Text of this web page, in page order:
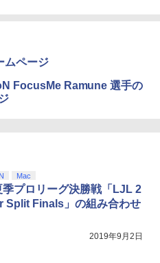
METAL GEAR SOLID : MASTE
Vol.2 PS5版(【早期購
【PS5HD】PS5用無線コントロ
ラック[在庫品]
ダプタ
ドラゴンクエストVII Reimagin
モンスターズ インク,モンスタ
of Wonders Parade【Blu-r
ドープリペイド番号 5000円|オ
ード版
】DualSense ワイヤレスコン
】Xbox ワイヤレス コントロー
ボンブラック)
鬼滅の刃」無限城編 第一章 猗
通常版 [DVD]
滅の刃」無限城編 第一章 猗
完全生産限定版 [Blu-ray]
ムページ
FocusMe Ramune 選手の
Mac
季プロリーグ決勝戦「LJL 2
Split Finals」の組み合わせ
2019年9月2日